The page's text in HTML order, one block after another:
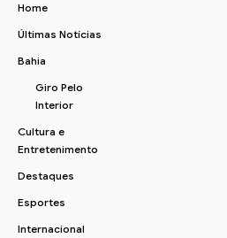
Home
Últimas Notícias
Bahia
Giro Pelo
Interior
Cultura e
Entretenimento
Destaques
Esportes
Internacional